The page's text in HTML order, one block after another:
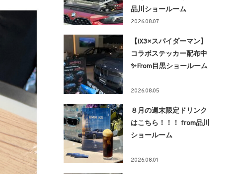
品川ショールーム
2026.08.07
【iX3×スパイダーマン】
コラボステッカー配布中
✨From目黒ショールーム
2026.08.05
８月の週末限定ドリンク
はこちら！！！ from品川
ショールーム
2026.08.01